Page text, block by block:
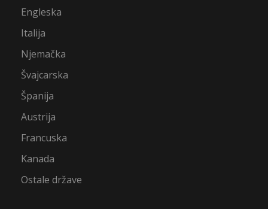
Engleska
Italija
Njemačka
Švajcarska
Španija
Austrija
Francuska
Kanada
Ostale države